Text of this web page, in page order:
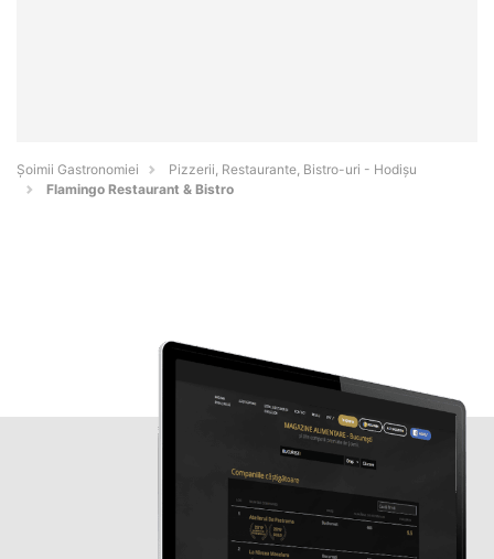
Șoimii Gastronomiei
Pizzerii, Restaurante, Bistro-uri - Hodişu
Flamingo Restaurant & Bistro